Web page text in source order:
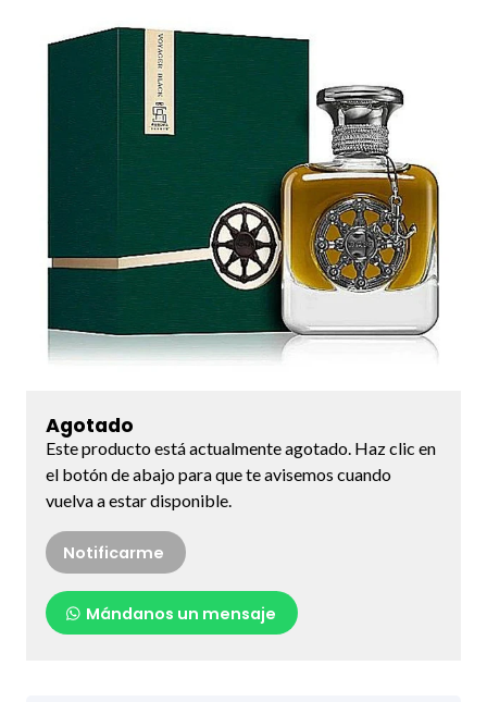
Agotado
Este producto está actualmente agotado. Haz clic en
el botón de abajo para que te avisemos cuando
vuelva a estar disponible.
Notificarme
Mándanos un mensaje